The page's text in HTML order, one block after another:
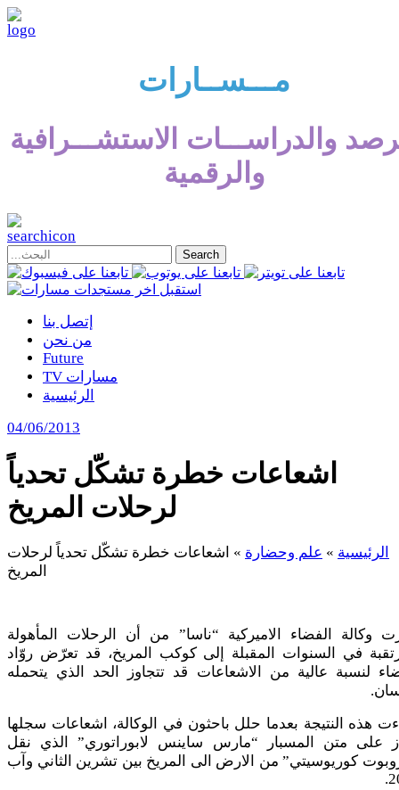
مـــســارات
والدراســـات الاستشـــرافية
والرقمية
إتصل بنا
من نحن
Future
TV مسارات
الرئيسية
04/06/2013
اشعاعات خطرة تشكّل تحدياً
لرحلات المريخ
الرئيسية » علم وحضارة » اشعاعات خطرة تشكّل تحدياً لرحلات
المريخ
وكالة الفضاء الاميركية “ناسا” من أن الرحلات المأهولة
في السنوات المقبلة إلى كوكب المريخ، قد تعرّض روّاد
لنسبة عالية من الاشعاعات قد تتجاوز الحد الذي يتحمله
هذه النتيجة بعدما حلل باحثون في الوكالة، اشعاعات سجلها
على متن المسبار “مارس ساينس لابوراتوري” الذي نقل
كوريوسيتي” من الارض الى المريخ بين تشرين الثاني وآب